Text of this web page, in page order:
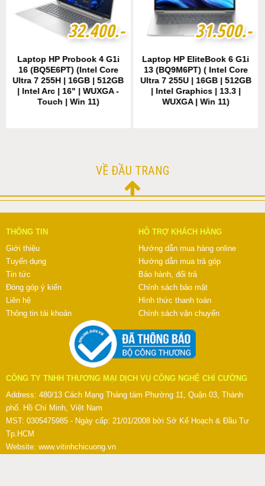
32.400.-
32.400.-
Laptop HP Probook 4 G1i
16 (BQ5E6PT) (Intel Core
Ultra 7 255H | 16GB | 512GB
| Intel Arc | 16" | WUXGA -
Touch | Win 11)
31.500.-
31.500.-
Laptop HP EliteBook 6 G1i
13 (BQ9M6PT) ( Intel Core
Ultra 7 255U | 16GB | 512GB
| Intel Graphics | 13.3 |
WUXGA | Win 11)
VỀ ĐẦU TRANG
THÔNG TIN
Giới thiệu
Tuyển dụng
Tin tức
Đóng góp ý kiến
Liên hệ
Thông tin tài khoản
HỖ TRỢ KHÁCH HÀNG
Hướng dẫn mua hàng online
Hướng dẫn mua trả góp
Bảo hành, đổi trả
Chính sách bảo mật
Hình thức thanh toán
Chính sách vận chuyển
CÔNG TY TNHH THƯƠNG MẠI DỊCH VỤ CÔNG NGHỆ CHÍ CƯỜNG
Address: 480/13 Cách Mạng Tháng tám Phường 11, Quận 03, Thành
phố. Hồ Chí Minh, Việt Nam
MST: 0305475985 - Ngày cấp: 21/01/2008 bởi Sở Kế Hoạch & Đầu Tư
Tp.HCM
Website: www.vitinhchicuong.vn